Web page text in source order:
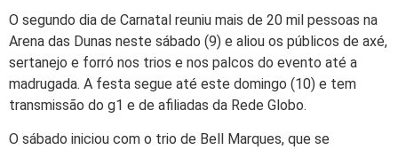
O segundo dia de Carnatal reuniu mais de 20 mil pessoas na
Arena das Dunas neste sábado (9) e aliou os públicos de axé,
sertanejo e forró nos trios e nos palcos do evento até a
madrugada. A festa segue até este domingo (10) e tem
transmissão do g1 e de afiliadas da Rede Globo.
O sábado iniciou com o trio de Bell Marques, que se